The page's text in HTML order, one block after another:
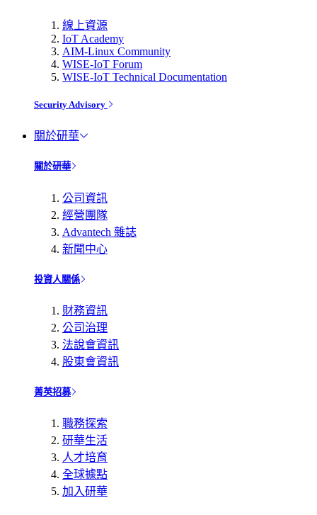
線上資源
IoT Academy
AIM-Linux Community
WISE-IoT Forum
WISE-IoT Technical Documentation
Security Advisory
關於研華
關於研華
公司資訊
經營團隊
Advantech 雜誌
新聞中心
投資人關係
財務資訊
公司治理
法說會資訊
股東會資訊
菁英招募
職務探索
研華生活
人才培育
全球據點
加入研華